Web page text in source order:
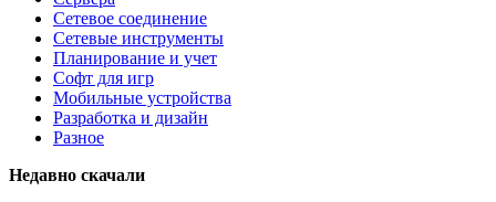
Сетевое соединение
Сетевые инструменты
Планирование и учет
Софт для игр
Мобильные устройства
Разработка и дизайн
Разное
Недавно скачали